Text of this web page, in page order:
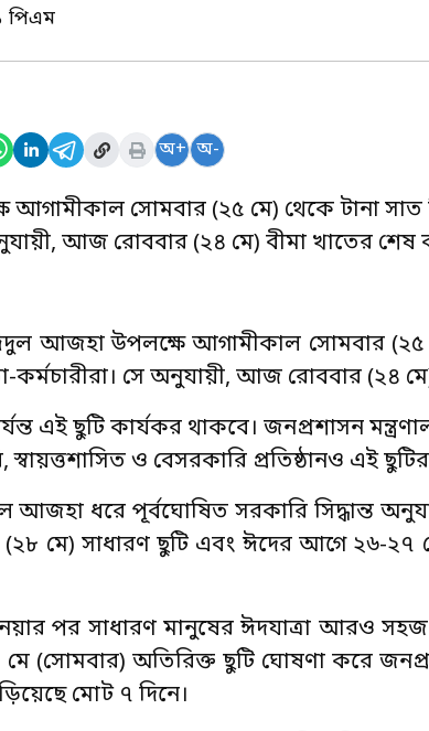
পিএম
অ+ অ-
সোমবার (২৫ মে) থেকে টানা সাত
আজ রোববার (২৪ মে) বীমা খাতের শেষ
আজহা উপলক্ষে আগামীকাল সোমবার (২৫
কর্মচারীরা। সে অনুযায়ী, আজ রোববার (২৪
এই ছুটি কার্যকর থাকবে। জনপ্রশাসন
ও বেসরকারি প্রতিষ্ঠানও এই
ধরে পূর্বঘোষিত সরকারি সিদ্ধান্ত
(২৮ মে) সাধারণ ছুটি এবং ঈদের আগে ২৬-২৭
পর সাধারণ মানুষের ঈদযাত্রা আরও
মে (সোমবার) অতিরিক্ত ছুটি ঘোষণা করে
মোট ৭ দিনে।